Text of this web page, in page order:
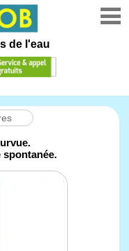
de l'eau
spontanée.